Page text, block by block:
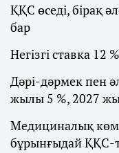
ҚҚС өседі, бірақ
бар
Негізгі ставка 12
Дәрі-дәрмек пен
жылы 5 %, 2027
Медициналық
бұрынғыдай ҚҚС-